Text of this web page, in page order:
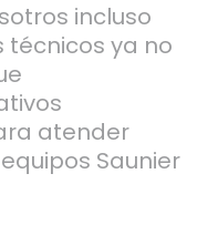
incluso
técnicos ya no
atender
Saunier